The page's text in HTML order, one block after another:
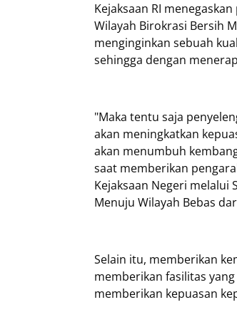
Kejaksaan RI
Wilayah Birokrasi Bersih
menginginkan sebuah
sehingga dengan
"Maka tentu saja
akan meningkatkan
akan menumbuh
saat memberikan
Kejaksaan Negeri melalui
Menuju Wilayah Bebas
Selain itu, memberikan
memberikan fasilitas
memberikan kepuasan